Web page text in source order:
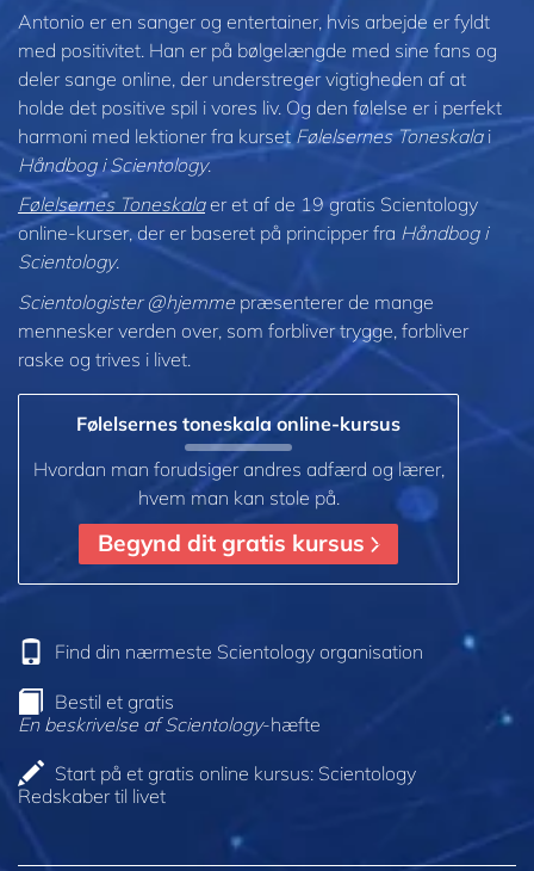
Antonio er en sanger og entertainer, hvis arbejde er fyldt
med positivitet. Han er på bølgelængde med sine fans og
deler sange online, der understreger vigtigheden af at
holde det positive spil i vores liv. Og den følelse er i perfekt
harmoni med lektioner fra kursetFølelsernes Toneskalai
Håndbog i Scientology.
Følelsernes Toneskalaer et af de 19 gratis Scientology
online-kurser, der er baseret på principper fra Håndbog i
Scientology.
Scientologister @hjemmepræsenterer de mange
mennesker verden over, som forbliver trygge, forbliver
raske og trives i livet.
Følelsernes toneskala online-kursus
Hvordan man forudsiger andres adfærd og lærer,
hvem man kan stole på.
Begynd dit gratis kursus
Find din nærmeste Scientology organisation
Bestil et gratis
En beskrivelse af Scientology-hæfte
Start på et gratis online kursus: Scientology
Redskaber til livet